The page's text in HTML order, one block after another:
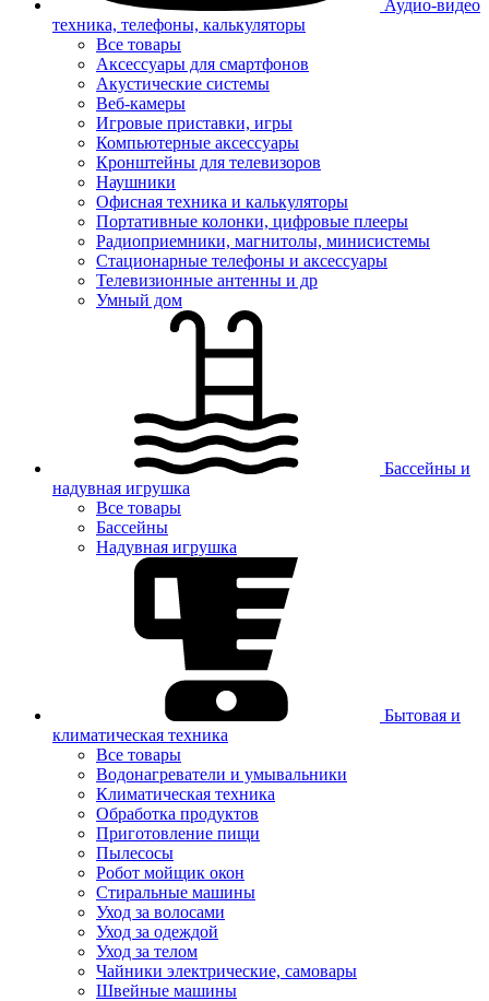
Аудио-видео
техника, телефоны, калькуляторы
Все товары
Аксессуары для смартфонов
Акустические системы
Веб-камеры
Игровые приставки, игры
Компьютерные аксессуары
Кронштейны для телевизоров
Наушники
Офисная техника и калькуляторы
Портативные колонки, цифровые плееры
Радиоприемники, магнитолы, минисистемы
Стационарные телефоны и аксессуары
Телевизионные антенны и др
Умный дом
Бассейны и
надувная игрушка
Все товары
Бассейны
Надувная игрушка
Бытовая и
климатическая техника
Все товары
Водонагреватели и умывальники
Климатическая техника
Обработка продуктов
Приготовление пищи
Пылесосы
Робот мойщик окон
Стиральные машины
Уход за волосами
Уход за одеждой
Уход за телом
Чайники электрические, самовары
Швейные машины